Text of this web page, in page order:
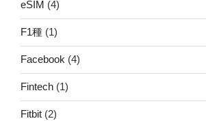
eSIM (4)
F1種 (1)
Facebook (4)
Fintech (1)
Fitbit (2)